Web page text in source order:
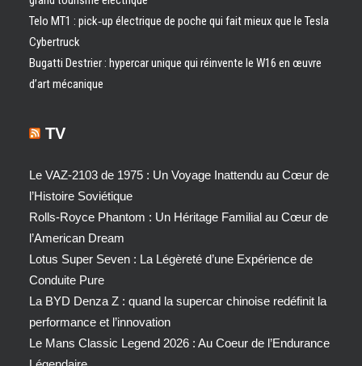
Telo MT1 : pick‑up électrique de poche qui fait mieux que le Tesla
Cybertruck
Bugatti Destrier : hypercar unique qui réinvente le W16 en œuvre
d’art mécanique
TV
Le VAZ-2103 de 1975 : Un Voyage Inattendu au Cœur de
l’Histoire Soviétique
Rolls-Royce Phantom : Un Héritage Familial au Cœur de
l’American Dream
Lotus Super Seven : La Légèreté d’une Expérience de
Conduite Pure
La BYD Denza Z : quand la supercar chinoise redéfinit la
performance et l’innovation
Le Mans Classic Legend 2026 : Au Coeur de l’Endurance